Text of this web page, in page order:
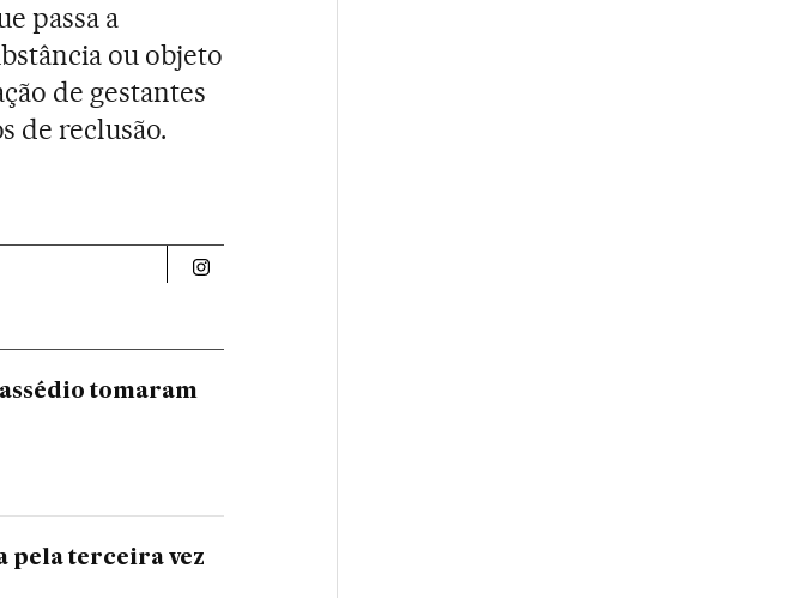
passa a
ou objeto
de gestantes
de reclusão.
Politica El País Brasil en Instagram
tomaram
pela terceira vez